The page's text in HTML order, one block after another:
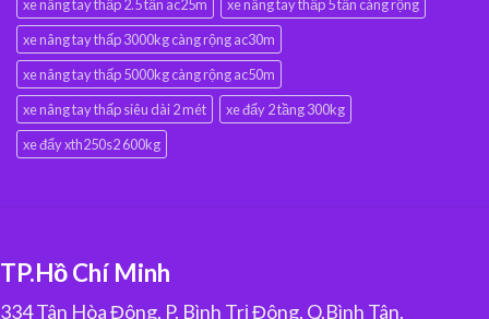
xe nâng tay thấp 2.5 tấn ac25m
xe nâng tay thấp 5 tấn càng rộng
xe nâng tay thấp 3000kg càng rộng ac30m
xe nâng tay thấp 5000kg càng rộng ac50m
xe nâng tay thấp siêu dài 2 mét
xe đẩy 2 tầng 300kg
xe đẩy xth250s2 600kg
TP.Hồ Chí Minh
334 Tân Hòa Đông, P. Bình Trị Đông, Q.Bình Tân,